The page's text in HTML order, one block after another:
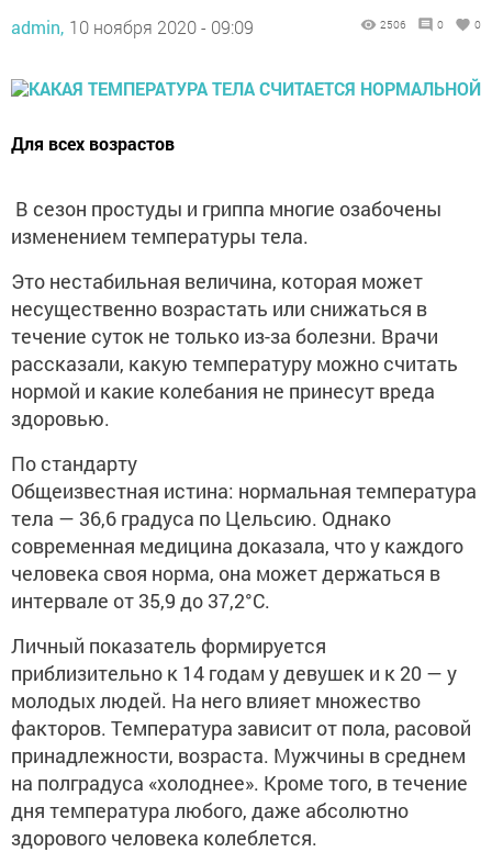
admin, 10 ноября 2020 - 09:09 2506 0 0
Для всех возрастов
В сезон простуды и гриппа многие озабочены
изменением температуры тела.
Это нестабильная величина, которая может
несущественно возрастать или снижаться в
течение суток не только из-за болезни. Врачи
рассказали, какую температуру можно считать
нормой и какие колебания не принесут вреда
здоровью.
По стандарту
Общеизвестная истина: нормальная температура
тела — 36,6 градуса по Цельсию. Однако
современная медицина доказала, что у каждого
человека своя норма, она может держаться в
интервале от 35,9 до 37,2°C.
Личный показатель формируется
приблизительно к 14 годам у девушек и к 20 — у
молодых людей. На него влияет множество
факторов. Температура зависит от пола, расовой
принадлежности, возраста. Мужчины в среднем
на полградуса «холоднее». Кроме того, в течение
дня температура любого, даже абсолютно
здорового человека колеблется.